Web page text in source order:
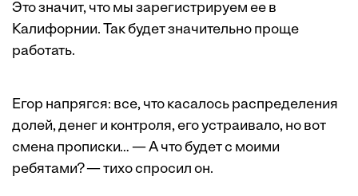
Это значит, что мы зарегистрируем ее в
Калифорнии. Так будет значительно проще
работать.
Егор напрягся: все, что касалось распределения
долей, денег и контроля, его устраивало, но вот
смена прописки… — А что будет с моими
ребятами? — тихо спросил он.